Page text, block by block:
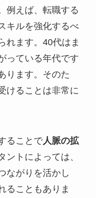
例えば、転職する
キルを強化するべ
れます。40代はま
っている年代です
ります。そのた
けることは非常に
ることで人脈の拡
ントによっては、
ながりを活かし
ることもありま